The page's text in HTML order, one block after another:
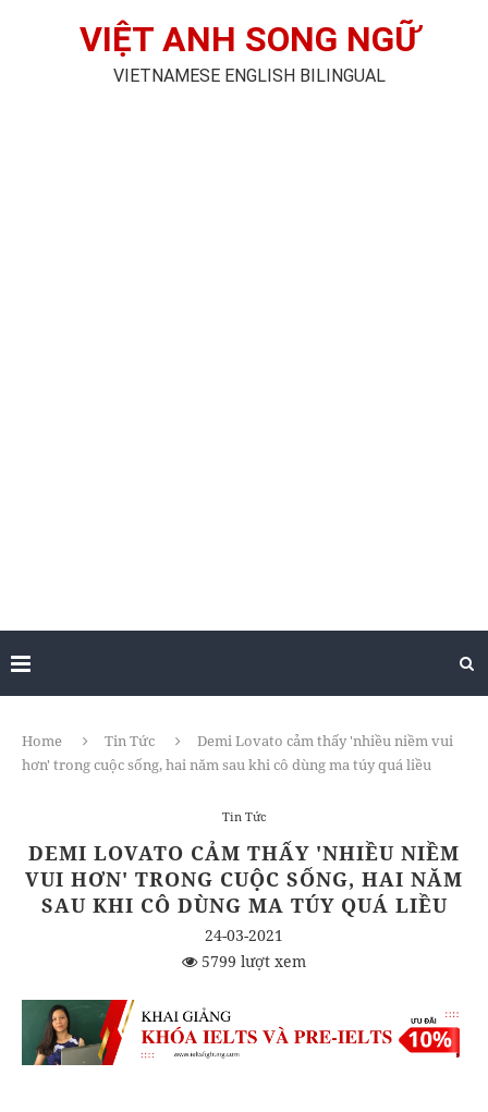
VIỆT ANH SONG NGỮ
VIETNAMESE ENGLISH BILINGUAL
Home Tin Tức
Demi Lovato cảm thấy 'nhiều niềm vui
hơn' trong cuộc sống, hai năm sau khi cô dùng ma túy quá liều
Tin Tức
DEMI LOVATO CẢM THẤY 'NHIỀU NIỀM
VUI HƠN' TRONG CUỘC SỐNG, HAI NĂM
SAU KHI CÔ DÙNG MA TÚY QUÁ LIỀU
24-03-2021
5799 lượt xem